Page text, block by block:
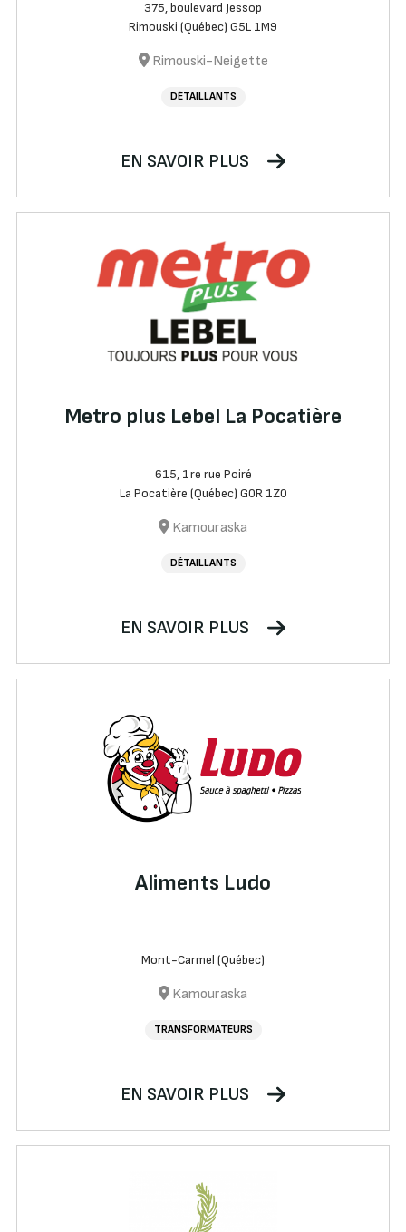
375, boulevard Jessop
Rimouski (Québec) G5L 1M9
Rimouski-Neigette
DÉTAILLANTS
EN SAVOIR PLUS
Metro plus Lebel La Pocatière
615, 1re rue Poiré
La Pocatière (Québec) G0R 1Z0
Kamouraska
DÉTAILLANTS
EN SAVOIR PLUS
Aliments Ludo
Mont-Carmel (Québec)
Kamouraska
TRANSFORMATEURS
EN SAVOIR PLUS